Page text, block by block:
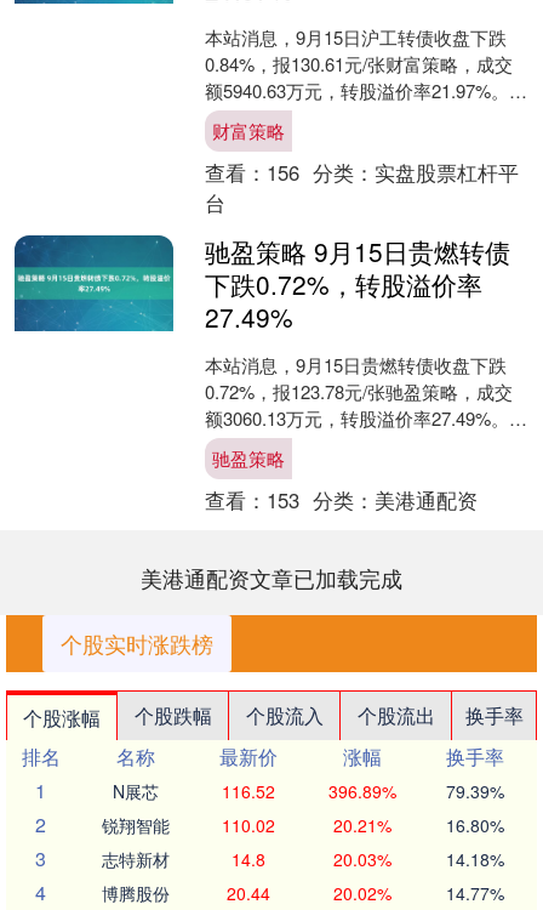
本站消息，9月15日沪工转债收盘下跌
0.84%，报130.61元/张财富策略，成交
额5940.63万元，转股溢价率21.97%。
资料显示，沪工转债信用级别为“....
财富策略
查看： 156 分类： 实盘股票杠杆平
台
驰盈策略 9月15日贵燃转债
下跌0.72%，转股溢价率
27.49%
本站消息，9月15日贵燃转债收盘下跌
0.72%，报123.78元/张驰盈策略，成交
额3060.13万元，转股溢价率27.49%。
资料显示，贵燃转债信用级别为“....
驰盈策略
查看： 153 分类： 美港通配资
美港通配资文章已加载完成
个股实时涨跌榜
个股涨幅 个股跌幅 个股流入 个股流出
换手率
排名
名称 最新价 涨幅
换手率
1
N展芯 116.52 396.89% 79.39%
2 锐翔智能 110.02 20.21% 16.80%
3 志特新材 14.8 20.03% 14.18%
4 博腾股份 20.44 20.02% 14.77%